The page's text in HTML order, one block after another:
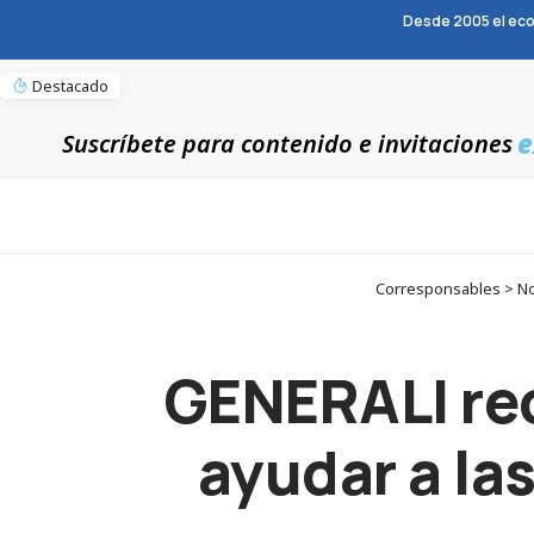
Desde 2005 el
Destacado
Suscríbete para contenido e invitaciones
Corresponsables >
GENERALI
ayudar a